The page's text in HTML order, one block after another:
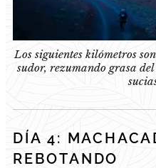
Los siguientes kilómetros
sudor, rezumando grasa
DÍA 4:
REBOTANDO